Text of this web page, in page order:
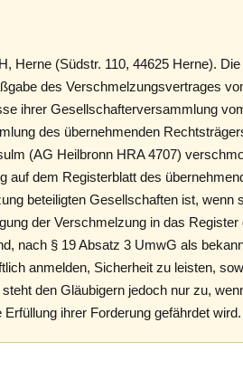
Herne (Südstr. 110, 44625 Herne).
des Verschmelzungsvertrages
ihrer Gesellschafterversammlung
des übernehmenden
(AG Heilbronn HRA 4707)
auf dem Registerblatt des
beteiligten Gesellschaften ist, wenn
der Verschmelzung in das
nach § 19 Absatz 3 UmwG als
anmelden, Sicherheit zu leisten,
den Gläubigern jedoch nur zu,
ihrer Forderung gefährdet wird.